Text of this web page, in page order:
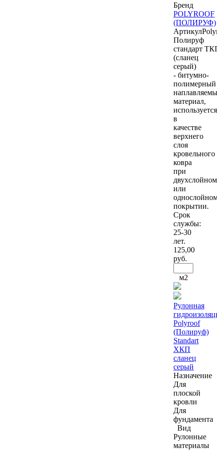
Бренд
POLYROOF
(ПОЛИРУФ)
Артикул
Полируф
стандарт
(сланец
серый)
- битумно-
полимерный
материал,
используется
в
качестве
верхнего
слоя
кровельного
ковра
при
двухслойном
или
покрытии.
Срок
службы:
25-30
лет.
125,00
руб.
м2
Рулонная
Polyroof
(Полируф)
Standart
ХКП
сланец
серый
Назначение
Для
плоской
кровли
Для
фундамента
Вид
Рулонные
материалы